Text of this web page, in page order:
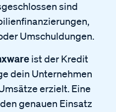
sind
Umschuldungen.
ist der Kredit
dein Unternehmen
erzielt. Eine
genauen Einsatz